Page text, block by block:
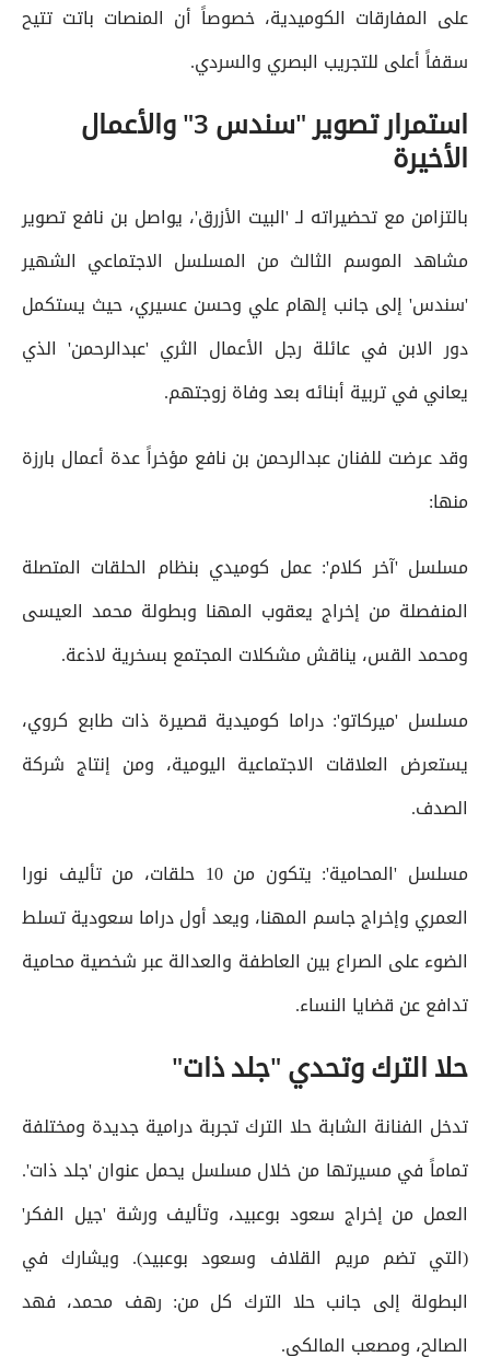
على المفارقات الكوميدية، خصوصاً أن المنصات باتت تتيح
سقفاً أعلى للتجريب البصري والسردي.
استمرار تصوير "سندس 3" والأعمال
الأخيرة
بالتزامن مع تحضيراته لـ 'البيت الأزرق'، يواصل بن نافع تصوير
مشاهد الموسم الثالث من المسلسل الاجتماعي الشهير
'سندس' إلى جانب إلهام علي وحسن عسيري، حيث يستكمل
دور الابن في عائلة رجل الأعمال الثري 'عبدالرحمن' الذي
يعاني في تربية أبنائه بعد وفاة زوجتهم.
وقد عرضت للفنان عبدالرحمن بن نافع مؤخراً عدة أعمال بارزة
منها:
مسلسل 'آخر كلام': عمل كوميدي بنظام الحلقات المتصلة
المنفصلة من إخراج يعقوب المهنا وبطولة محمد العيسى
ومحمد القس، يناقش مشكلات المجتمع بسخرية لاذعة.
مسلسل 'ميركاتو': دراما كوميدية قصيرة ذات طابع كروي،
يستعرض العلاقات الاجتماعية اليومية، ومن إنتاج شركة
الصدف.
مسلسل 'المحامية': يتكون من 10 حلقات، من تأليف نورا
العمري وإخراج جاسم المهنا، ويعد أول دراما سعودية تسلط
الضوء على الصراع بين العاطفة والعدالة عبر شخصية محامية
تدافع عن قضايا النساء.
حلا الترك وتحدي "جلد ذات"
تدخل الفنانة الشابة حلا الترك تجربة درامية جديدة ومختلفة
تماماً في مسيرتها من خلال مسلسل يحمل عنوان 'جلد ذات'.
العمل من إخراج سعود بوعبيد، وتأليف ورشة 'جيل الفكر'
(التي تضم مريم القلاف وسعود بوعبيد). ويشارك في
البطولة إلى جانب حلا الترك كل من: رهف محمد، فهد
الصالح، ومصعب المالكي.